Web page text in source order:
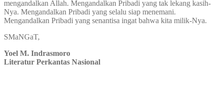
mengandalkan Allah. Mengandalkan Pribadi yang tak lekang kasih-
Nya. Mengandalkan Pribadi yang selalu siap menemani.
Mengandalkan Pribadi yang senantisa ingat bahwa kita milik-Nya.
SMaNGaT,
Yoel M. Indrasmoro
Literatur Perkantas Nasional